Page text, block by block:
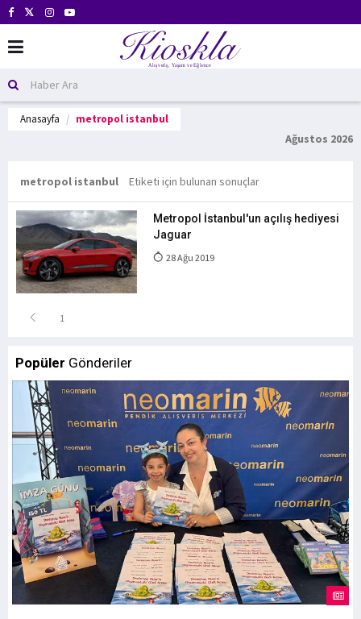
Anasayfa metropol istanbul
Ağustos 2026
metropol istanbul Etiketi için bulunan sonuçlar
Metropol İstanbul'un açılış hediyesi
Jaguar
28 Ağu 2019
1
Popüler Gönderiler